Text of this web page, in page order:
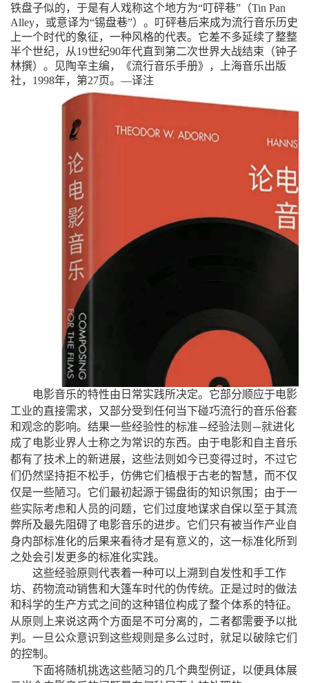
铁盘子似的， 于是有人戏称这个地方为“叮砰巷”（Tin Pan
Alley， 或意译为“锡盘巷”） 。叮砰巷后来成为流行音乐历史
上一个时代的象征， 一种风格的代表。它差不多延续了整整
半个世纪， 从19世纪90年代直到第二次世界大战结束 （钟子
林撰） 。见陶辛主编， 《流行音乐手册》 ，
上海音乐出版
社， 1998年， 第27页。 —译注
电影音乐的特性由日常实践所决定。它部分顺应于电影
工业的直接需求，
又部分受到任何当下碰巧流行的音乐俗套
和观念的影响。结果一些经验性的标准—经验法则 —就进化
成了电影业界人士称之为常识的东西。由于电影和自主音乐
都有了技术上的新进展， 这些法则如今已变得过时，
不过它
们仍然坚持拒不松手， 仿佛它们植根于古老的智慧，
而不仅
仅是一些陋习。它们最初起源于锡盘街的知识氛围 ；
由于一
些实际考虑和人员的问题，
它们过度地谋求自保以至于其流
弊所及最先阻碍了电影音乐的进步。它们只有被当作产业自
身内部标准化的后果来看待才是有意义的， 这一标准化所到
之处会引发更多的标准化实践。
这些经验原则代表着一种可以上溯到自发性和手工作
坊、药物流动销售和大篷车时代的伪传统。正是过时的做法
和科学的生产方式之间的这种错位构成了整个体系的特征。
从原则上来说这两个方面是不可分离的，
二者都需要予以批
判。一旦公众意识到这些规则是多么过时， 就足以破除它们
的控制。
下面将随机挑选这些陋习的几个典型例证，
以便具体展